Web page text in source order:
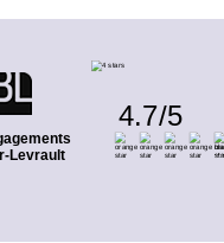
Levrault
4.7/5